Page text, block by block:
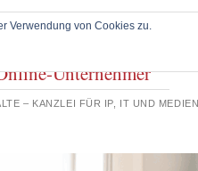
Unternehmer
– KANZLEI FÜR IP, IT UND MEDIEN
Verwendung von Cookies zu.